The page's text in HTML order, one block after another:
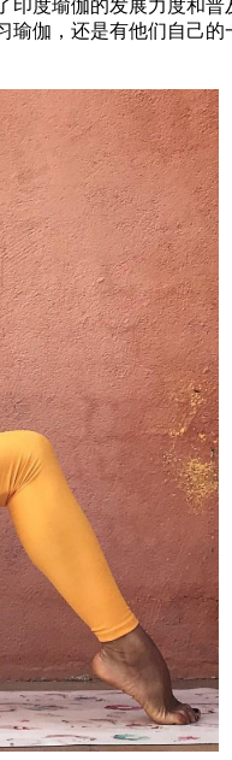
度瑜伽的发展力度和
伽，还是有他们自己